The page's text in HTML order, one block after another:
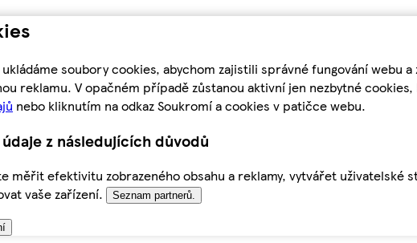
soubory cookies, abychom zajistili správné fungování
reklamu. V opačném případě zůstanou aktivní jen nezbytné
nebo kliknutím na odkaz Soukromí a cookies v patičce webu.
z následujících důvodů
měřit efektivitu zobrazeného obsahu a reklamy, vytvářet
vaše zařízení.
Seznam partnerů.